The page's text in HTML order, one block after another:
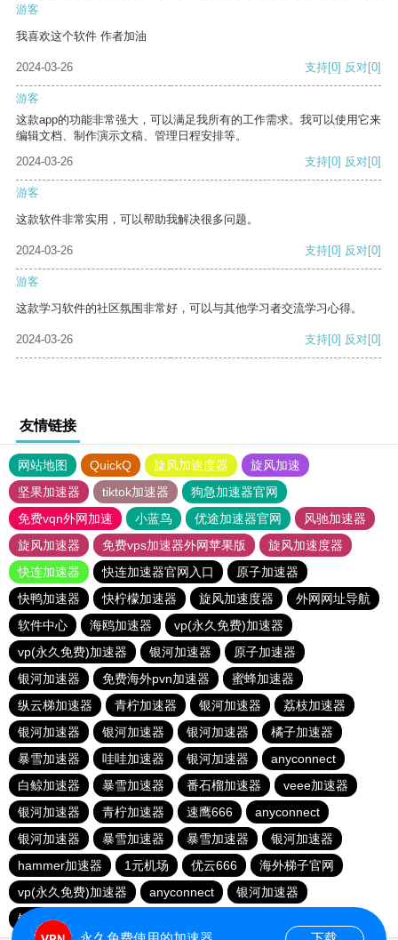
游客
我喜欢这个软件 作者加油
2024-03-26 支持[0] 反对[0]
游客
这款app的功能非常强大，可以满足我所有的工作需求。我可以使用它来
编辑文档、制作演示文稿、管理日程安排等。
2024-03-26
支持[0] 反对[0]
游客
这款软件非常实用，可以帮助我解决很多问题。
2024-03-26 支持[0] 反对[0]
游客
这款学习软件的社区氛围非常好，可以与其他学习者交流学习心得。
2024-03-26 支持[0] 反对[0]
友情链接
网站地图 QuickQ 旋风加速度器
旋风加速
坚果加速器
tiktok加速器
狗急加速器官网
免费vqn外网加速
小蓝鸟 优途加速器官网
风驰加速器
旋风加速器
免费vps加速器外网苹果版
旋风加速度器
快连加速器
快连加速器官网入口
原子加速器
快鸭加速器
快柠檬加速器 旋风加速度器
外网网址导航
软件中心
海鸥加速器
vp(永久免费)加速器
vp(永久免费)加速器
银河加速器
原子加速器
银河加速器
免费海外pvn加速器
蜜蜂加速器
纵云梯加速器
青柠加速器 银河加速器
荔枝加速器
银河加速器
银河加速器 银河加速器
橘子加速器
暴雪加速器
哇哇加速器 银河加速器
anyconnect
白鲸加速器
暴雪加速器 番石榴加速器
veee加速器
银河加速器
青柠加速器 速鹰666
anyconnect
银河加速器
暴雪加速器 暴雪加速器
银河加速器
hammer加速器
1元机场 优云666
海外梯子官网
vp(永久免费)加速器
anyconnect
银河加速器
银河加速器